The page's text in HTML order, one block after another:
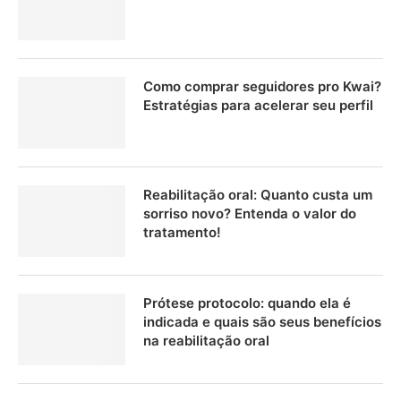
Como comprar seguidores pro Kwai?
Estratégias para acelerar seu perfil
Reabilitação oral: Quanto custa um
sorriso novo? Entenda o valor do
tratamento!
Prótese protocolo: quando ela é
indicada e quais são seus benefícios
na reabilitação oral